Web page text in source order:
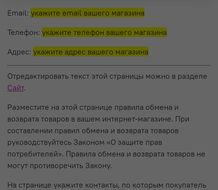
Email: укажите email вашего магазина
Телефон: укажите телефон вашего магазина
Адрес: укажите адрес вашего магазина
Отредактировать текст этой страницы можно в разделе
Сайт.
Разместите на этой странице правила обмена и
возврата товаров в вашем интернет-магазине. При
составлении правил обмена и возврата товаров
руководствуйтесь Законом «О защите прав
потребителей». Правила обмена и возврата товаров не
могут противоречить Закону.
На странице укажите контакты, по которым покупатель